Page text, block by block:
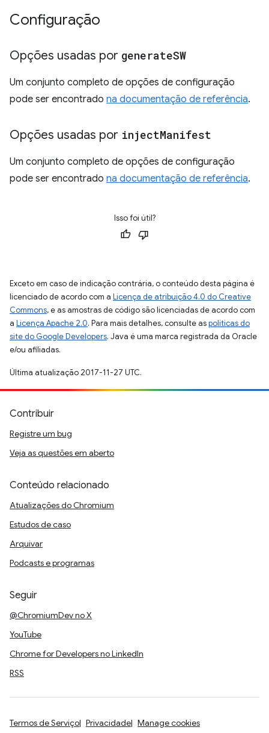
Configuração
Opções usadas por generateSW
Um conjunto completo de opções de configuração
pode ser encontrado na documentação de referência.
Opções usadas por injectManifest
Um conjunto completo de opções de configuração
pode ser encontrado na documentação de referência.
Isso foi útil?
Exceto em caso de indicação contrária, o conteúdo desta página é
licenciado de acordo com a Licença de atribuição 4.0 do Creative
Commons, e as amostras de código são licenciadas de acordo com
a Licença Apache 2.0. Para mais detalhes, consulte aspolíticas do
site do Google Developers. Java é uma marca registrada da Oracle
e/ou afiliadas.
Última atualização 2017-11-27 UTC.
Contribuir
Registre um bug
Veja as questões em aberto
Conteúdo relacionado
Atualizações do Chromium
Estudos de caso
Arquivar
Podcasts e programas
Seguir
@ChromiumDev no X
YouTube
Chrome for Developers no LinkedIn
RSS
Termos de Serviço Privacidade Manage cookies